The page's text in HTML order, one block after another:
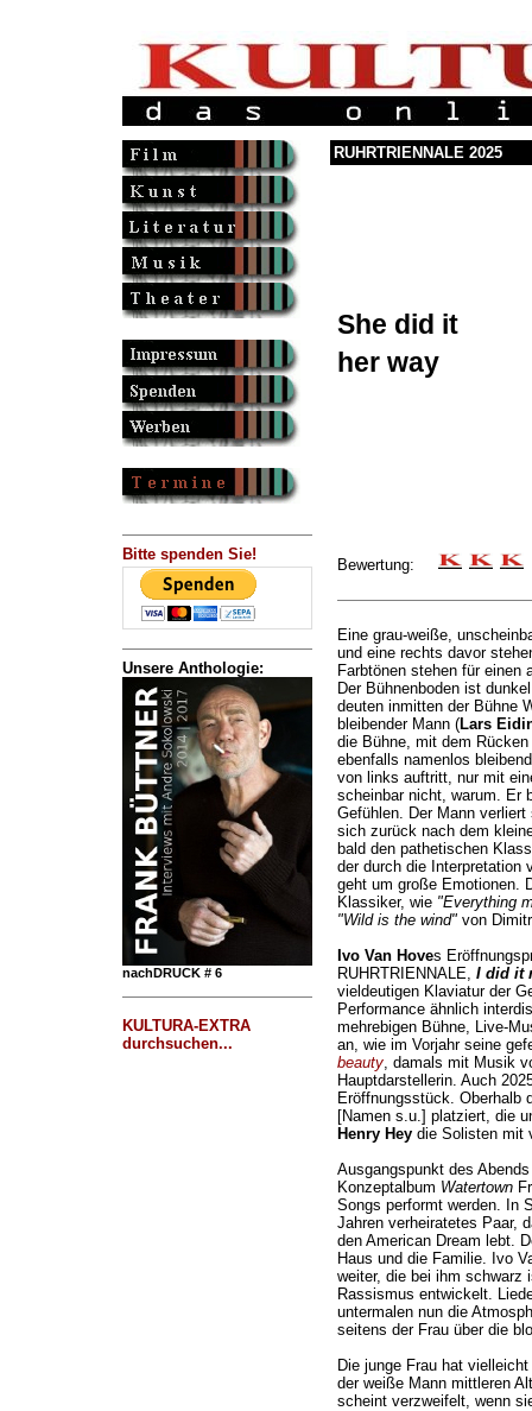
Bitte spenden Sie!
Unsere Anthologie:
nachDRUCK # 6
KULTURA-EXTRA
durchsuchen...
RUHRTRIENNALE 2025
She did it
her way
Bewertung:
Eine grau-weiße,
und eine rechts davor
Farbtönen stehen für einen
Der Bühnenboden ist
deuten inmitten der Bühne
bleibender Mann (Lars
die Bühne, mit dem
ebenfalls namenlos
von links auftritt, nur mit
scheinbar nicht, warum. Er
Gefühlen. Der Mann
sich zurück nach dem
bald den pathetischen
der durch die Interpretation
geht um große Emotionen.
Klassiker, wie "Everything
"Wild is the wind"von
Ivo Van Hoves
RUHRTRIENNALE, I did it
vieldeutigen Klaviatur der
Performance ähnlich
mehrebigen Bühne, Live-
an, wie im Vorjahr seine
beauty, damals mit Musik
Hauptdarstellerin. Auch
Eröffnungsstück. Oberhalb
[Namen s.u.] platziert, die
Henry Heydie Solisten mit
Ausgangspunkt des
Konzeptalbum Watertown
Songs performt werden. In
Jahren verheiratetes Paar,
den American Dream lebt.
Haus und die Familie. Ivo
weiter, die bei ihm schwarz
Rassismus entwickelt.
untermalen nun die
seitens der Frau über die
Die junge Frau hat
der weiße Mann mittleren
scheint verzweifelt, wenn